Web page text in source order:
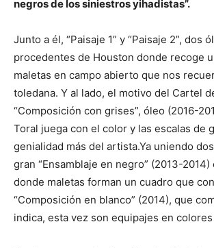
negros de los siniestros yihadistas”.
Junto a él, “Paisaje 1” y “Paisaje 2”, dos
procedentes de Houston donde recoge
maletas en campo abierto que nos
toledana. Y al lado, el motivo del Cartel
“Composición con grises”, óleo (2016-
Toral juega con el color y las escalas de
genialidad más del artista.Ya uniendo
gran “Ensamblaje en negro” (2013-
donde maletas forman un cuadro que
“Composición en blanco” (2014), que
indica, esta vez son equipajes en